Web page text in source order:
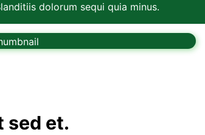
dolorum sequi quia minus.
sed et.